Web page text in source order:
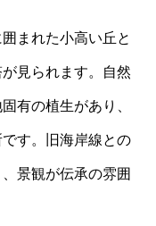
まれた小高い丘と
見られます。自然
有の植生があり、
す。旧海岸線との
景観が伝承の雰囲